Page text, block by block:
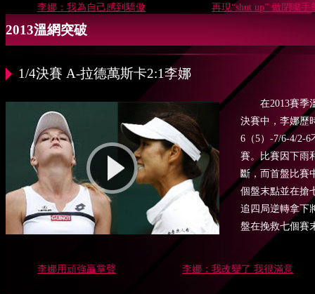
李娜：我為自己感到驕傲 再現“shut up” 做閉嘴手
2013溫網突破
1/4決賽 A-拉德萬斯卡2:1李娜
在2013賽季溫
決賽中，李娜歷
6（5）-7/6-4/2-
賽。比賽因下雨
斷，而首盤比賽
個盤末點並在搶
追四局逆轉拿下
盤在挽救七個賽
李娜用頑強贏掌聲 李娜：我改變了 我很滿意